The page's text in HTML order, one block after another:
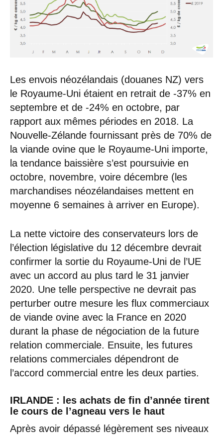
Les envois néozélandais (douanes NZ) vers
le Royaume-Uni étaient en retrait de -37% en
septembre et de -24% en octobre, par
rapport aux mêmes périodes en 2018. La
Nouvelle-Zélande fournissant près de 70% de
la viande ovine que le Royaume-Uni importe,
la tendance baissière s’est poursuivie en
octobre, novembre, voire décembre (les
marchandises néozélandaises mettent en
moyenne 6 semaines à arriver en Europe).
La nette victoire des conservateurs lors de
l’élection législative du 12 décembre devrait
confirmer la sortie du Royaume-Uni de l’UE
avec un accord au plus tard le 31 janvier
2020. Une telle perspective ne devrait pas
perturber outre mesure les flux commerciaux
de viande ovine avec la France en 2020
durant la phase de négociation de la future
relation commerciale. Ensuite, les futures
relations commerciales dépendront de
l’accord commercial entre les deux parties.
IRLANDE : les achats de fin d’année tirent
le cours de l’agneau vers le haut
Après avoir dépassé légèrement ses niveaux